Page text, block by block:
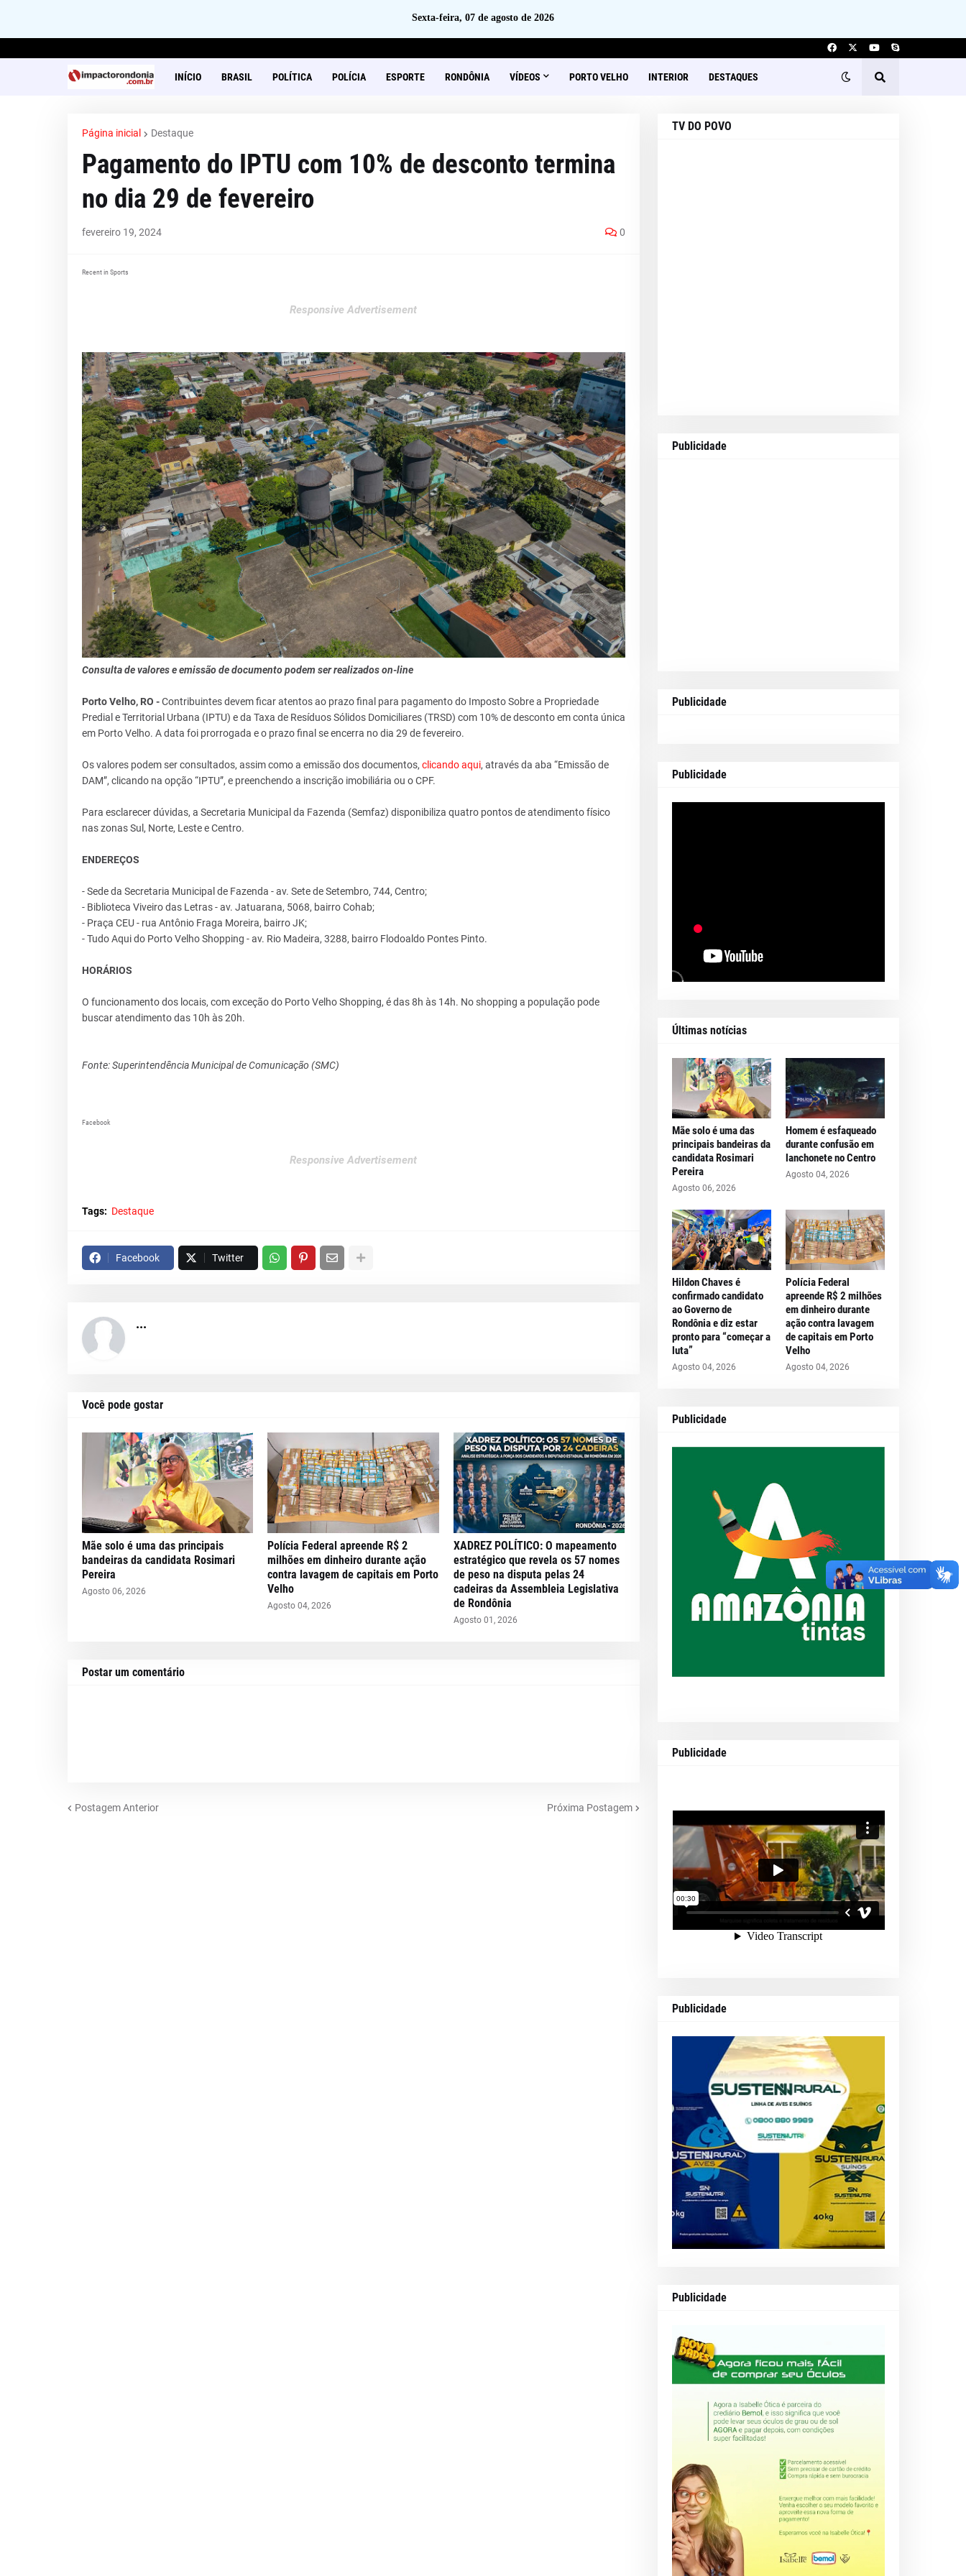
Sexta-feira, 07 de agosto de 2026
INÍCIO BRASIL POLÍTICA POLÍCIA ESPORTE RONDÔNIA VÍDEOS PORTO VELHO INTERIOR DESTAQUES
Página inicial Destaque
Pagamento do IPTU com 10% de desconto termina
no dia 29 de fevereiro
fevereiro 19, 2024 0
Recent in Sports
Responsive Advertisement
Consulta de valores e emissão de documento podem ser realizados on-line
Porto Velho, RO -Contribuintes devem ficar atentos ao prazo final para pagamento do Imposto Sobre a Propriedade
Predial e Territorial Urbana (IPTU) e da Taxa de Resíduos Sólidos Domiciliares (TRSD) com 10% de desconto em conta única
em Porto Velho. A data foi prorrogada e o prazo final se encerra no dia 29 de fevereiro.
Os valores podem ser consultados, assim como a emissão dos documentos, clicando aqui, através da aba “Emissão de
DAM”, clicando na opção “IPTU”, e preenchendo a inscrição imobiliária ou o CPF.
Para esclarecer dúvidas, a Secretaria Municipal da Fazenda (Semfaz) disponibiliza quatro pontos de atendimento físico
nas zonas Sul, Norte, Leste e Centro.
ENDEREÇOS
- Sede da Secretaria Municipal de Fazenda - av. Sete de Setembro, 744, Centro;
- Biblioteca Viveiro das Letras - av. Jatuarana, 5068, bairro Cohab;
- Praça CEU - rua Antônio Fraga Moreira, bairro JK;
- Tudo Aqui do Porto Velho Shopping - av. Rio Madeira, 3288, bairro Flodoaldo Pontes Pinto.
HORÁRIOS
O funcionamento dos locais, com exceção do Porto Velho Shopping, é das 8h às 14h. No shopping a população pode
buscar atendimento das 10h às 20h.
Fonte: Superintendência Municipal de Comunicação (SMC)
Facebook
Responsive Advertisement
Tags: Destaque
Facebook Twitter
...
Você pode gostar
Mãe solo é uma das principais
bandeiras da candidata Rosimari
Pereira
Agosto 06, 2026
Polícia Federal apreende R$ 2
milhões em dinheiro durante ação
contra lavagem de capitais em Porto
Velho
Agosto 04, 2026
XADREZ POLÍTICO: O mapeamento
estratégico que revela os 57 nomes
de peso na disputa pelas 24
cadeiras da Assembleia Legislativa
de Rondônia
Agosto 01, 2026
Postar um comentário
Postagem Anterior Próxima Postagem
TV DO POVO
Publicidade
Publicidade
Publicidade
Últimas notícias
Mãe solo é uma das
principais bandeiras da
candidata Rosimari
Pereira
Agosto 06, 2026
Homem é esfaqueado
durante confusão em
lanchonete no Centro
Agosto 04, 2026
Hildon Chaves é
confirmado candidato
ao Governo de
Rondônia e diz estar
pronto para “começar a
luta”
Agosto 04, 2026
Polícia Federal
apreende R$ 2 milhões
em dinheiro durante
ação contra lavagem
de capitais em Porto
Velho
Agosto 04, 2026
Publicidade
Publicidade
Publicidade
Publicidade